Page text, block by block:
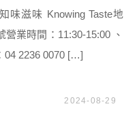
味滋味 Knowing Taste地
業時間：11:30-15:00 、
04 2236 0070 […]
2024-08-29